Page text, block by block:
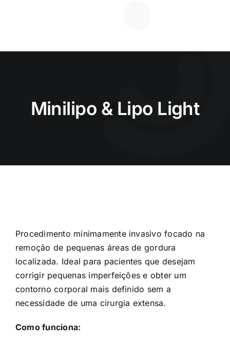
Minilipo & Lipo Light
Procedimento minimamente invasivo focado na
remoção de pequenas áreas de gordura
localizada. Ideal para pacientes que desejam
corrigir pequenas imperfeições e obter um
contorno corporal mais definido sem a
necessidade de uma cirurgia extensa.
Como funciona: